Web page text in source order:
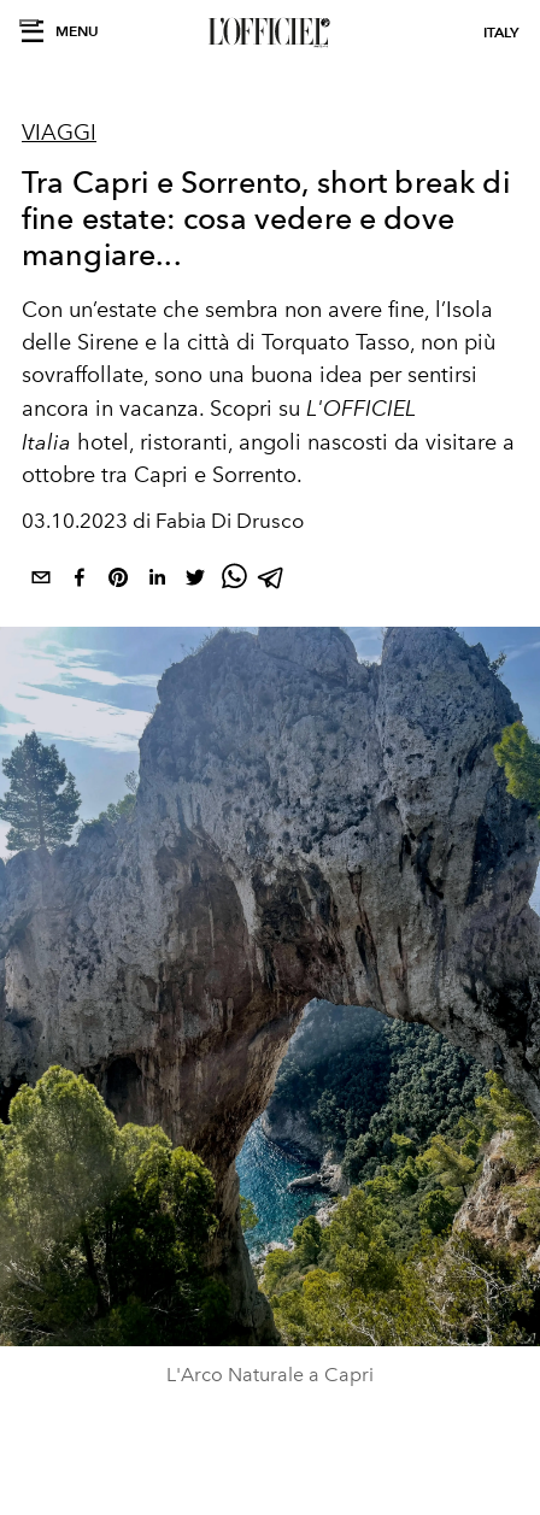
MENU ITALY
VIAGGI
Tra Capri e Sorrento, short break di
fine estate: cosa vedere e dove
mangiare...
Con un’estate che sembra non avere fine, l’Isola
delle Sirene e la città di Torquato Tasso, non più
sovraffollate, sono una buona idea per sentirsi
ancora in vacanza. Scopri su L'OFFICIEL
Italia hotel, ristoranti, angoli nascosti da visitare a
ottobre tra Capri e Sorrento.
03.10.2023 di Fabia Di Drusco
L'Arco Naturale a Capri